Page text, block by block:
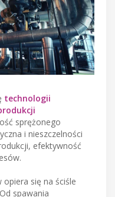
technologii
sprężonego
i nieszczelności
efektywność
się na ściśle
spawania